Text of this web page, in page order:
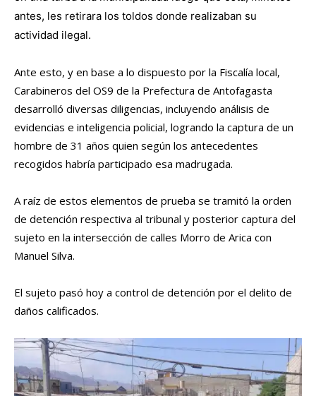
antes, les retirara los toldos donde realizaban su
actividad ilegal.
Ante esto, y en base a lo dispuesto por la Fiscalía local,
Carabineros del OS9 de la Prefectura de Antofagasta
desarrolló diversas diligencias, incluyendo análisis de
evidencias e inteligencia policial, logrando la captura de un
hombre de 31 años quien según los antecedentes
recogidos habría participado esa madrugada.
A raíz de estos elementos de prueba se tramitó la orden
de detención respectiva al tribunal y posterior captura del
sujeto en la intersección de calles Morro de Arica con
Manuel Silva.
El sujeto pasó hoy a control de detención por el delito de
daños calificados.